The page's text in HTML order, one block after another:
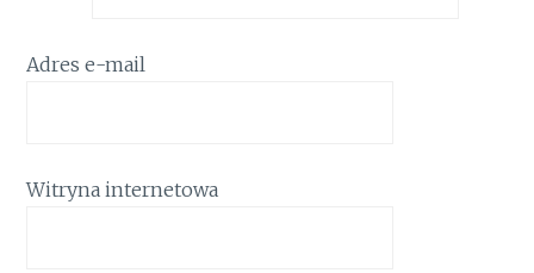
Adres e-mail
Witryna internetowa